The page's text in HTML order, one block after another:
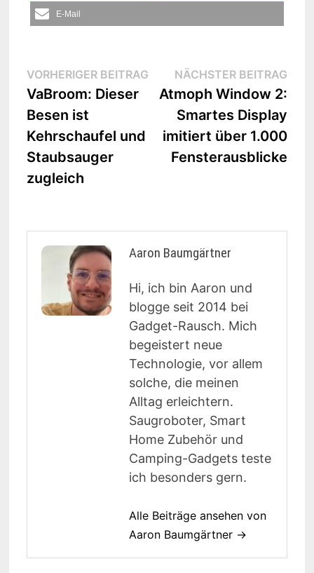
E-Mail
Beitrags-
Navigation
VORHERIGER BEITRAGVorheriger
Beitrag:
VaBroom: Dieser
Besen ist
Kehrschaufel und
Staubsauger
zugleich
NÄCHSTER BEITRAG
Atmoph Window 2:
Smartes Display
imitiert über 1.000
Fensterausblicke
Aaron Baumgärtner
Hi, ich bin Aaron und
blogge seit 2014 bei
Gadget-Rausch. Mich
begeistert neue
Technologie, vor allem
solche, die meinen
Alltag erleichtern.
Saugroboter, Smart
Home Zubehör und
Camping-Gadgets teste
ich besonders gern.
Alle Beiträge ansehen von
Aaron Baumgärtner →